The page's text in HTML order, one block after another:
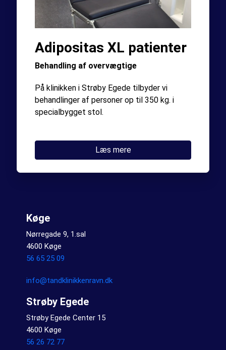
Adipositas XL patienter
Behandling af overvægtige
På klinikken i Strøby Egede tilbyder vi
behandlinger af personer op til 350 kg. i
specialbygget stol.
Læs mere
Køge
Nørregade 9, 1.sal
4600 Køge
56 65 25 09
info@tandklinikkenravn.dk
Strøby Egede
Strøby Egede Center 15
4600 Køge
56 26 72 77